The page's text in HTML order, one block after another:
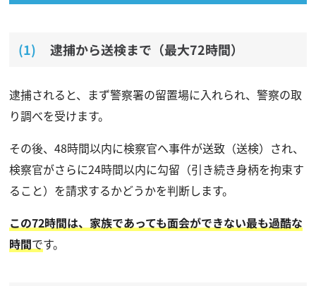
逮捕から送検まで（最大72時間）
逮捕されると、まず警察署の留置場に入れられ、警察の取
り調べを受けます。
その後、48時間以内に検察官へ事件が送致（送検）され、
検察官がさらに24時間以内に勾留（引き続き身柄を拘束す
ること）を請求するかどうかを判断します。
この72時間は、家族であっても面会ができない最も過酷な
時間です。